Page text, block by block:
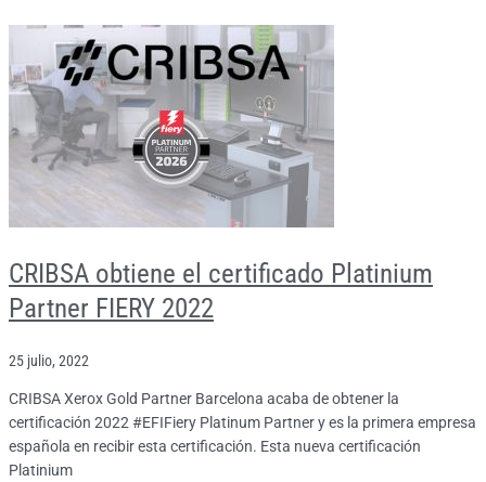
CRIBSA obtiene el certificado Platinium
Partner FIERY 2022
25 julio, 2022
CRIBSA Xerox Gold Partner Barcelona acaba de obtener la
certificación 2022 #EFIFiery Platinum Partner y es la primera empresa
española en recibir esta certificación. Esta nueva certificación
Platinium